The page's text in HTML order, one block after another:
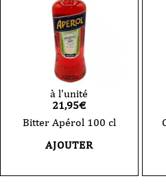
à l'unité
21,95€
Bitter Apérol 100 cl
AJOUTER